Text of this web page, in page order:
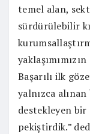
temel alan,
sürdürülebilir
Başarılı ilk
yalnızca
destekleyen bir
pekiştirdik.”